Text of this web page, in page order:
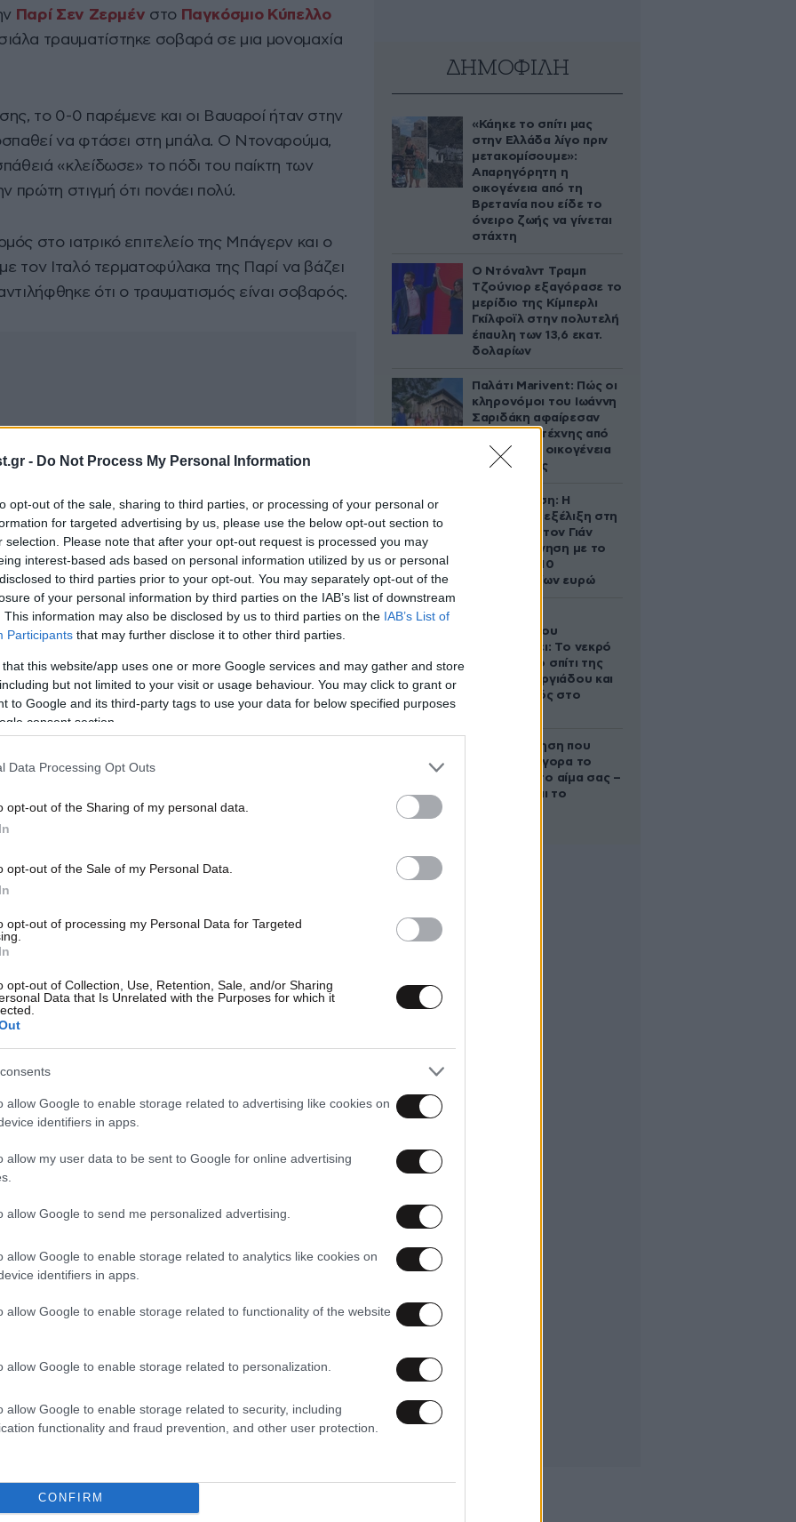
- Do Not Process My Personal Information
opt-out of the sale, sharing to third parties, or processing of your personal or
for targeted advertising by us, please use the below opt-out section to
selection. Please note that after your opt-out request is processed you may
interest-based ads based on personal information utilized by us or personal
to third parties prior to your opt-out. You may separately opt-out of the
of your personal information by third parties on the IAB’s list of downstream
This information may also be disclosed by us to third parties on the IAB’s List of
Participants that may further disclose it to other third parties.
that this website/app uses one or more Google services and may gather and store
but not limited to your visit or usage behaviour. You may click to grant or
to Google and its third-party tags to use your data for below specified purposes
consent section.
Data Processing Opt Outs
opt-out of the Sharing of my personal data.
opt-out of the Sale of my Personal Data.
opt-out of processing my Personal Data for Targeted
opt-out of Collection, Use, Retention, Sale, and/or Sharing
Data that Is Unrelated with the Purposes for which it
allow Google to enable storage related to advertising like cookies on
identifiers in apps.
allow my user data to be sent to Google for online advertising
allow Google to send me personalized advertising.
allow Google to enable storage related to analytics like cookies on
identifiers in apps.
allow Google to enable storage related to functionality of the website
allow Google to enable storage related to personalization.
allow Google to enable storage related to security, including
functionality and fraud prevention, and other user protection.
CONFIRM
Παρί Σεν Ζερμέν στο Παγκόσμιο Κύπελλο
τραυματίστηκε σοβαρά σε μια μονομαχία
το 0-0 παρέμενε και οι Βαυαροί ήταν στην
να φτάσει στη μπάλα. Ο Ντοναρούμα,
«κλείδωσε» το πόδι του παίκτη των
πρώτη στιγμή ότι πονάει πολύ.
στο ιατρικό επιτελείο της Μπάγερν και ο
τον Ιταλό τερματοφύλακα της Παρί να βάζει
ότι ο τραυματισμός είναι σοβαρός.
Μπάγερν, η οποία σε ανάρτησή της στα social
να πάει άμεσα στο νοσοκομείο για
Musiala's catastrophic
suitable for
(@footzoneeng)
ΔΗΜΟΦΙΛΗ
«Κάηκε το σπίτι μας
στην Ελλάδα λίγο πριν
μετακομίσουμε»:
Απαρηγόρητη η
οικογένεια από τη
Βρετανία που είδε το
όνειρο ζωής να γίνεται
στάχτη
Ο Ντόναλντ Τραμπ
Τζούνιορ εξαγόρασε το
μερίδιο της Κίμπερλι
Γκίλφοϊλ στην πολυτελή
έπαυλη των 13,6 εκατ.
δολαρίων
Παλάτι Marivent: Πώς οι
κληρονόμοι του Ιωάννη
Σαριδάκη αφαίρεσαν
1.300 έργα τέχνης από
τη βασιλική οικογένεια
της Ισπανίας
Αθηνά Ωνάση: Η
απρόσμενη εξέλιξη στη
διαμάχη με τον Γιάν
Τοπς – Η κίνηση με το
άλογο των 10
εκατομμυρίων ευρώ
Τζώρτζογλου
αποκαλύπτει: Το νεκρό
έμβρυο στο σπίτι της
Μαρίας Γεωργιάδου και
ο εγκλεισμός στο
Η απλή άσκηση που
μειώνει γρήγορα το
σάκχαρο στο αίμα σας –
Και δεν είναι το